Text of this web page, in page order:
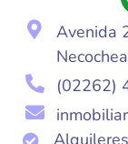
Avenida
(02262)